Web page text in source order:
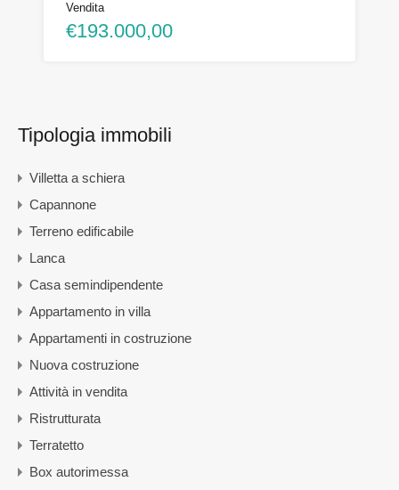
Vendita
€193.000,00
Tipologia immobili
Villetta a schiera
Capannone
Terreno edificabile
Lanca
Casa semindipendente
Appartamento in villa
Appartamenti in costruzione
Nuova costruzione
Attività in vendita
Ristrutturata
Terratetto
Box autorimessa